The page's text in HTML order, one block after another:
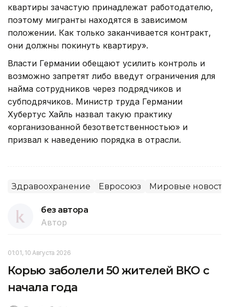
квартиры зачастую принадлежат работодателю,
поэтому мигранты находятся в зависимом
положении. Как только заканчивается контракт,
они должны покинуть квартиру».
Власти Германии обещают усилить контроль и
возможно запретят либо введут ограничения для
найма сотрудников через подрядчиков и
субподрячиков. Министр труда Германии
Хубертус Хайль назвал такую практику
«организованной безответственностью» и
призвал к наведению порядка в отрасли.
Здравоохранение Евросоюз Мировые новости
без автора
Автор
01:01, 10 Августа 2026
Корью заболели 50 жителей ВКО с
начала года